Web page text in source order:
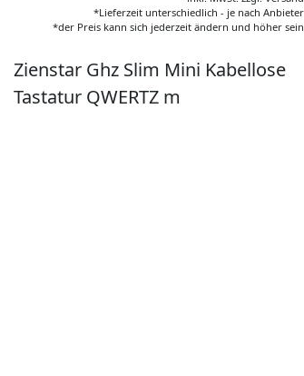
*Lieferzeit unterschiedlich - je nach Anbieter
*der Preis kann sich jederzeit ändern und höher sein
Zienstar Ghz Slim Mini Kabellose
Tastatur QWERTZ m